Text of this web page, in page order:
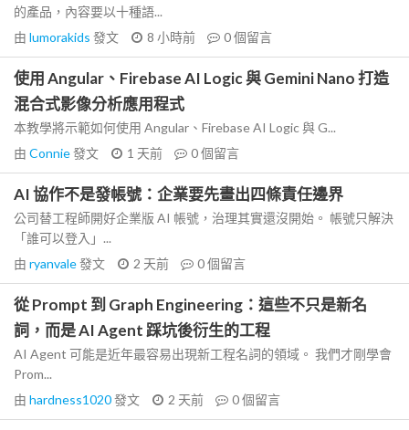
的產品，內容要以十種語...
由 lumorakids 發文 8 小時前 0個留言
使用 Angular、Firebase AI Logic 與 Gemini Nano 打造
混合式影像分析應用程式
本教學將示範如何使用 Angular、Firebase AI Logic 與 G...
由 Connie發文 1 天前 0個留言
AI 協作不是發帳號：企業要先畫出四條責任邊界
公司替工程師開好企業版 AI 帳號，治理其實還沒開始。 帳號只解決
「誰可以登入」...
由 ryanvale發文 2 天前 0個留言
從 Prompt 到 Graph Engineering：這些不只是新名
詞，而是 AI Agent 踩坑後衍生的工程
AI Agent 可能是近年最容易出現新工程名詞的領域。 我們才剛學會
Prom...
由 hardness1020發文 2 天前 0個留言